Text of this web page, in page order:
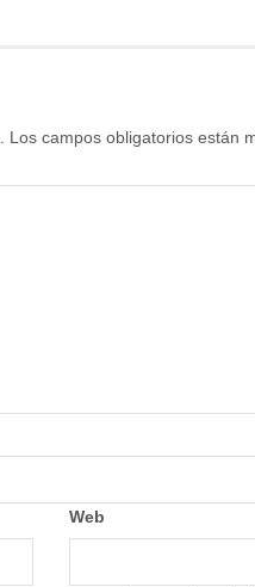
Los campos obligatorios están
Web